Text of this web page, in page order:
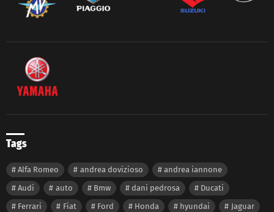
Tags
Alfa Romeo andrea dovizioso
andrea iannone
Audi
auto Bmw dani pedrosa
Ducati
Ferrari
Fiat Ford Honda hyundai
Jaguar